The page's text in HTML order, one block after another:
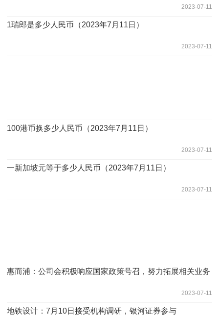
2023-07-11
1瑞郎是多少人民币（2023年7月11日）
2023-07-11
100港币换多少人民币（2023年7月11日）
2023-07-11
一新加坡元等于多少人民币（2023年7月11日）
2023-07-11
惠而浦：公司会积极响应国家政策号召，努力拓展相关业务
2023-07-11
地铁设计：7月10日接受机构调研，银河证券参与